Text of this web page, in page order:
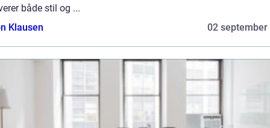
både stil og ...
Klausen
02 september